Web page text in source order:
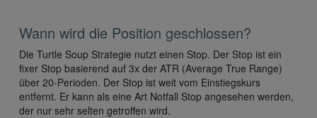
Wann wird die Position geschlossen?
Die Turtle Soup Strategie nutzt einen Stop. Der Stop ist ein
fixer Stop basierend auf 3x der ATR (Average True Range)
über 20-Perioden. Der Stop ist weit vom Einstiegskurs
entfernt. Er kann als eine Art Notfall Stop angesehen werden,
der nur sehr selten getroffen wird.